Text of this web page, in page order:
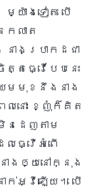
យ៉ាងទៀត បើ
លាត
ាងប្រាកដជា
តធ្វើបែបនេះ
មមុខនឹងនាង
េលនោះ ខ្ញុំក៏គិត
នដេញតាម
លធ្វើអំពើ
ាងឲ្យនៅក្នុង
អ្វីឡើយ។ បើ